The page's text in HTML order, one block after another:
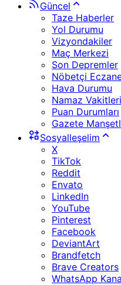
Güncel
Taze Haberler
Yol Durumu
Vizyondakiler
Maç Merkezi
Son Depremler
Nöbetçi
Hava Durumu
Namaz Vakitleri
Puan Durumları
Gazete
Sosyalleşelim
X
TikTok
Reddit
Envato
LinkedIn
YouTube
Pinterest
Facebook
DeviantArt
Brandfetch
Brave Creators
WhatsApp